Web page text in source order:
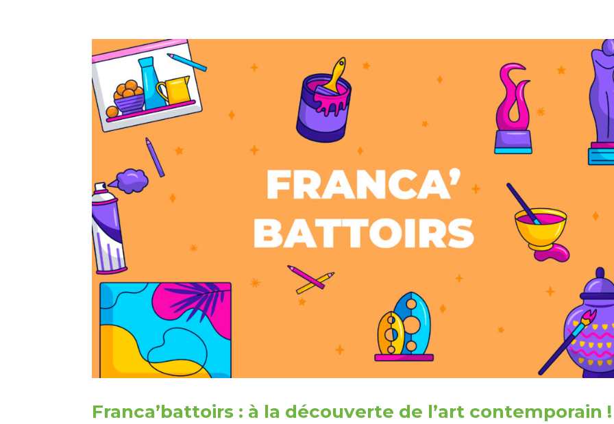
Franca’battoirs : à la découverte de l’art contemporain !